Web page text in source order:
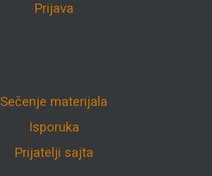
Prijava
Sečenje materijala
Isporuka
Prijatelji sajta